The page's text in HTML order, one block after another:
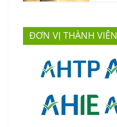
ĐƠN VỊ THÀNH VIÊN